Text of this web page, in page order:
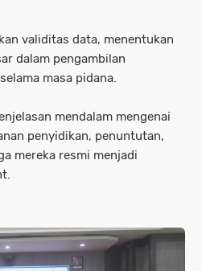
validitas data, menentukan
dalam pengambilan
masa pidana.
mendalam mengenai
penyidikan, penuntutan,
mereka resmi menjadi